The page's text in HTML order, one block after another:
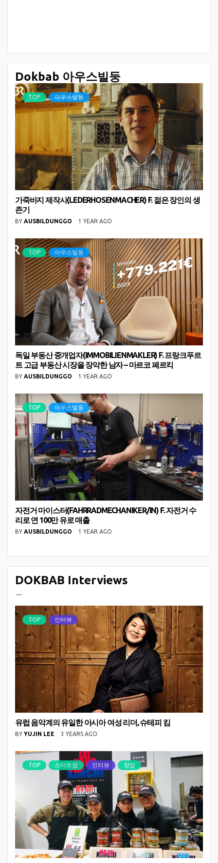
Dokbab 아우스빌둥
TOP 아우스빌둥
가죽바지 제작사(LEDERHOSENMACHER) F. 젊은 장인의 생
존기
BY AUSBILDUNGGO 1 YEAR AGO
TOP 아우스빌둥
독일 부동산 중개업자(IMMOBILIENMAKLER) F. 프랑크푸르
트 고급 부동산 시장을 장악한 남자 – 마르코 페르킥
BY AUSBILDUNGGO 1 YEAR AGO
TOP 아우스빌둥
자전거 마이스터(FAHRRADMECHANIKER/IN) F. 자전거 수
리로 연 100만 유로 매출
BY AUSBILDUNGGO 1 YEAR AGO
DOKBAB Interviews
ㅡ
TOP 인터뷰
유럽 음악계의 유일한 아시아 여성 리더, 슈테피 킴
BY YUJIN LEE 3 YEARS AGO
TOP 스타트업 인터뷰 창업